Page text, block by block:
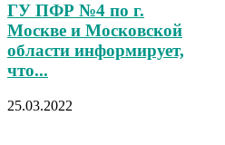
ГУ ПФР №4 по г.
Москве и Московской
области информирует,
что...
25.03.2022